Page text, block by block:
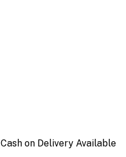
Cash on Delivery Available